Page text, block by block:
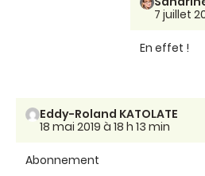
7 juillet
En effet !
Eddy-Roland KATOLATE
18 mai 2019 à 18 h 13 min
Abonnement